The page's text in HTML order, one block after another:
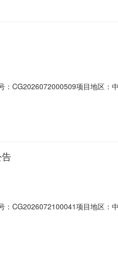
CG2026072000509项目地区：
。项目采用询比（综合评审方式
CG2026072100041项目地区：
西55公里处。三、报价电子签章